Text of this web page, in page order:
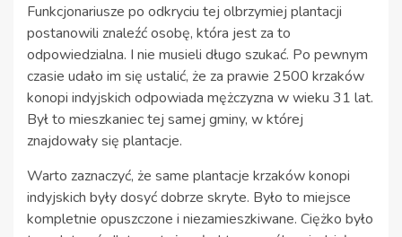
Funkcjonariusze po odkryciu tej olbrzymiej plantacji
postanowili znaleźć osobę, która jest za to
odpowiedzialna. I nie musieli długo szukać. Po pewnym
czasie udało im się ustalić, że za prawie 2500 krzaków
konopi indyjskich odpowiada mężczyzna w wieku 31 lat.
Był to mieszkaniec tej samej gminy, w której
znajdowały się plantacje.
Warto zaznaczyć, że same plantacje krzaków konopi
indyjskich były dosyć dobrze skryte. Było to miejsce
kompletnie opuszczone i niezamieszkiwane. Ciężko było